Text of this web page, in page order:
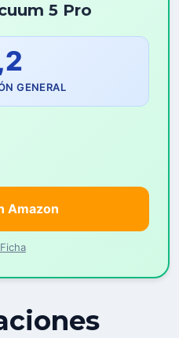
5 Pro
GENERAL
Amazon